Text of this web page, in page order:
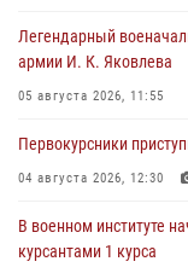
Легендарный
армии И. К. Яковлева
05 августа 2026, 11:55
Первокурсники
04 августа 2026, 12:30
В военном институте
курсантами 1 курса